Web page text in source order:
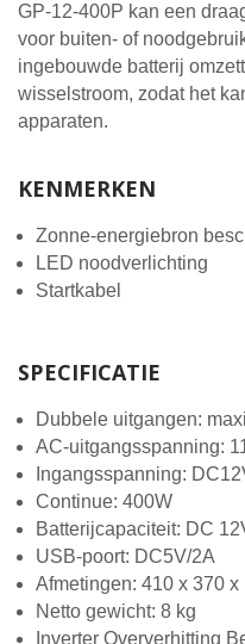
GP-12-400P kan een
voor buiten- of
ingebouwde batterij
wisselstroom, zodat het
apparaten.
KENMERKEN
Zonne-energiebron
LED noodverlichting
Startkabel
SPECIFICATIE
Dubbele uitgangen:
AC-uitgangsspanning:
Ingangsspanning:
Continue: 400W
Batterijcapaciteit: DC
USB-poort: DC5V/2A
Afmetingen: 410 x 370 x
Netto gewicht: 8 kg
Inverter Oververhitting